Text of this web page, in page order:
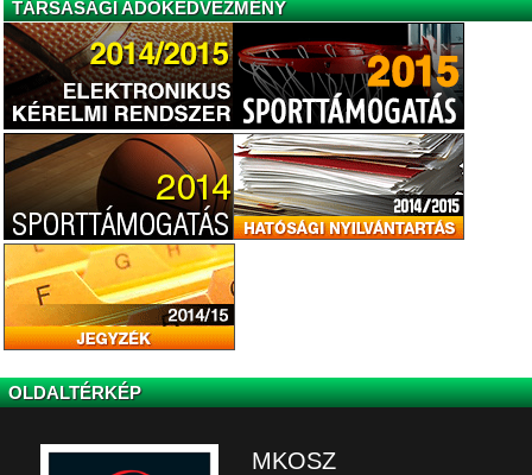
TÁRSASÁGI ADÓKEDVEZMÉNY
OLDALTÉRKÉP
MKOSZ